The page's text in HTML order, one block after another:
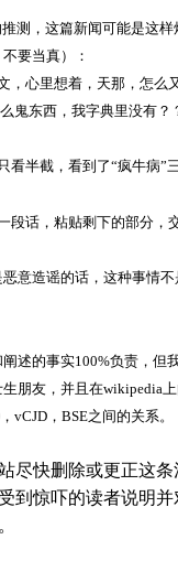
测，这篇新闻可能是这样
要当真）：
，心里想着，天那，怎么
鬼东西，我字典里没有？
看半截，看到了“疯牛病”三
段话，粘贴剩下的部分，
意造谣的话，这种事情
述的事实100%负责，但
朋友，并且在wikipedia上
vCJD，BSE之间的关系。
尽快删除或更正这
到惊吓的读者说明